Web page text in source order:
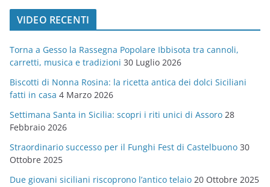
t
o
r
i
e
VIDEO RECENTI
Torna a Gesso la Rassegna Popolare Ibbisota tra cannoli,
carretti, musica e tradizioni 30 Luglio 2026
Biscotti di Nonna Rosina: la ricetta antica dei dolci Siciliani
fatti in casa 4 Marzo 2026
Settimana Santa in Sicilia: scopri i riti unici di Assoro 28
Febbraio 2026
Straordinario successo per il Funghi Fest di Castelbuono 30
Ottobre 2025
Due giovani siciliani riscoprono l’antico telaio 20 Ottobre 2025